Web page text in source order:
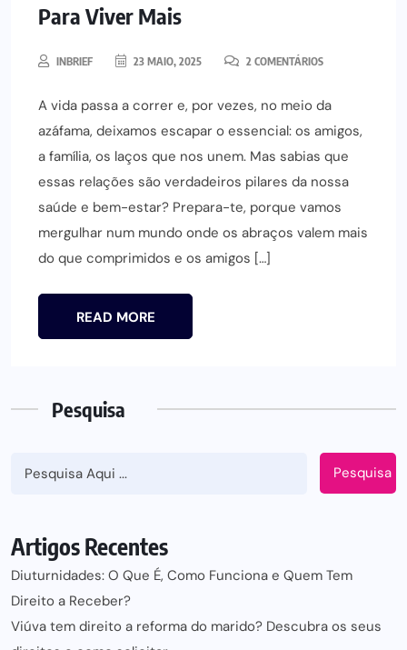
Para Viver Mais
INBRIEF 23 MAIO, 2025 2 COMENTÁRIOS
A vida passa a correr e, por vezes, no meio da
azáfama, deixamos escapar o essencial: os amigos,
a família, os laços que nos unem. Mas sabias que
essas relações são verdadeiros pilares da nossa
saúde e bem-estar? Prepara-te, porque vamos
mergulhar num mundo onde os abraços valem mais
do que comprimidos e os amigos […]
READ MORE
Pesquisa
Pesquisa
Artigos Recentes
Diuturnidades: O Que É, Como Funciona e Quem Tem
Direito a Receber?
Viúva tem direito a reforma do marido? Descubra os seus